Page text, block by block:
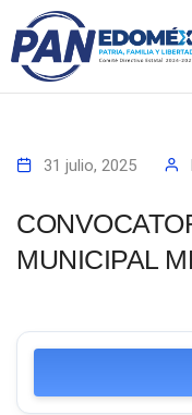
31 julio, 2025
MUNICIPAL